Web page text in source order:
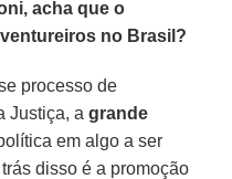
acha que o
no Brasil?
processo de
Justiça, agrande
em algo a ser
disso é a promoção